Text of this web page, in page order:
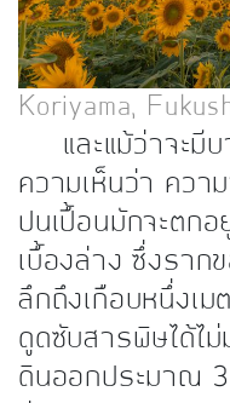
Koriyama,
และแม้ว่าจะมีบ
ความเห็นว่า ควา
ปนเปื้อนมักจะตก
เบื้องล่าง ซึ่งราก
ลึกถึงเกือบหนึ่งเม
ดูดซับสารพิษได้ไ
ดินออกประมาณ 3